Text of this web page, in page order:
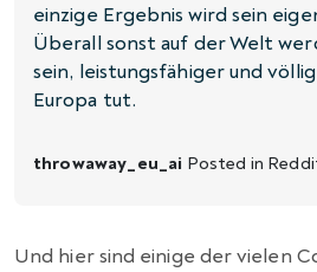
einzige Ergebnis wird sein
Überall sonst auf der Welt
sein, leistungsfähiger und
Europa tut.
throwaway_eu_ai Posted in
Und hier sind einige der vielen